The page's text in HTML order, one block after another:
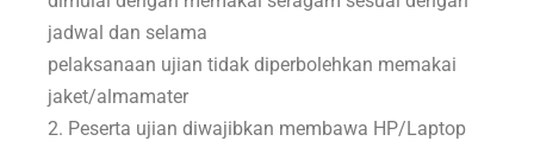
jadwal dan selama
pelaksanaan ujian tidak diperbolehkan memakai
jaket/almamater
2. Peserta ujian diwajibkan membawa HP/Laptop